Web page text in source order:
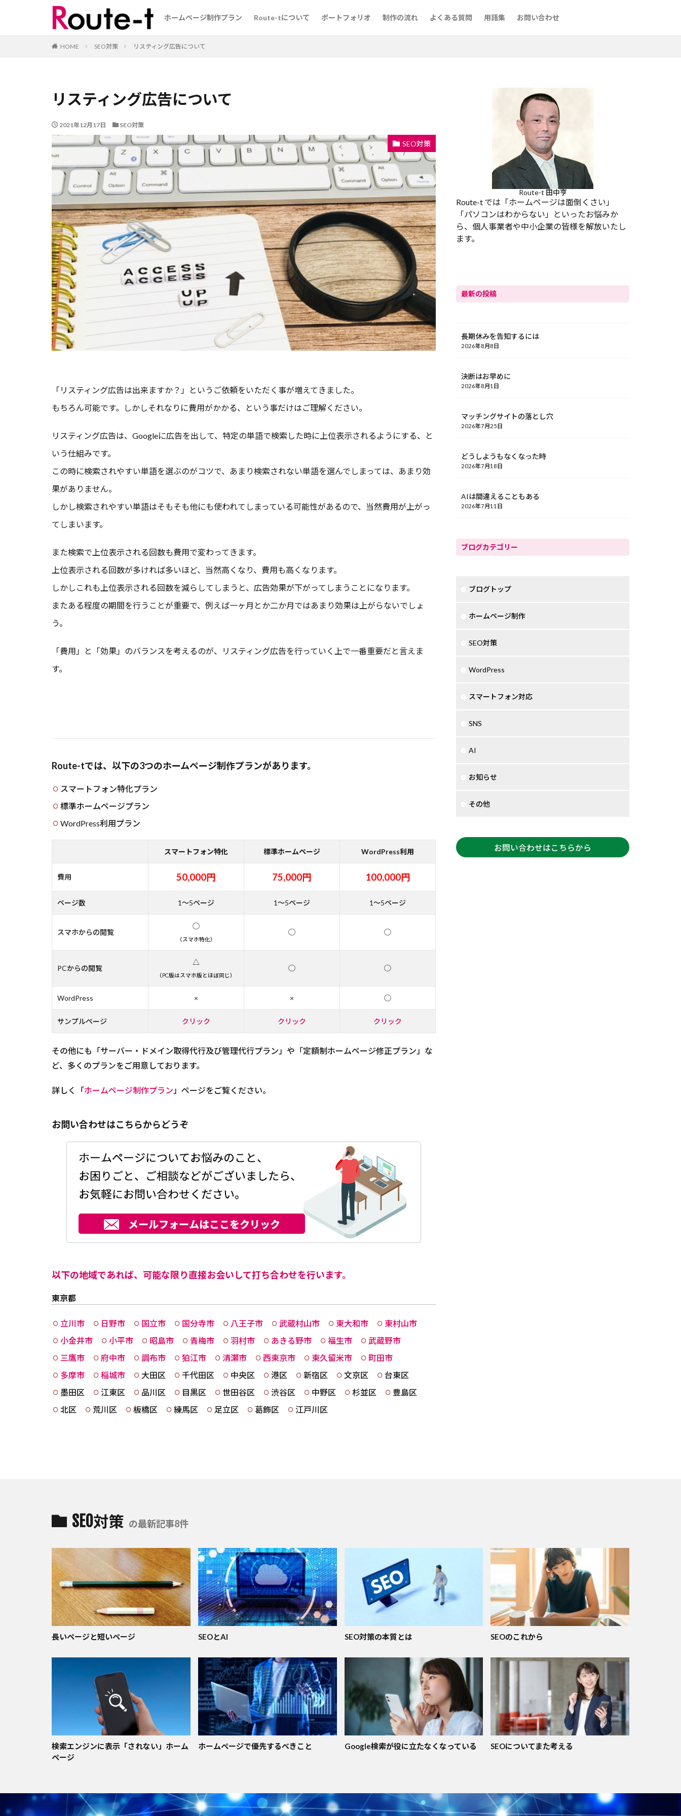
ホームページ制作プラン Route-tについて ポートフォリオ 制作の流れ よくある質問 用語集 お問い合わせ
HOME SEO対策 リスティング広告について
リスティング広告について
2021年12月17日 SEO対策
SEO対策
「リスティング広告は出来ますか？」というご依頼をいただく事が増えてきました。
もちろん可能です。しかしそれなりに費用がかかる、という事だけはご理解ください。
リスティング広告は、Googleに広告を出して、特定の単語で検索した時に上位表示されるようにする、と
いう仕組みです。
この時に検索されやすい単語を選ぶのがコツで、あまり検索されない単語を選んでしまっては、あまり効
果がありません。
しかし検索されやすい単語はそもそも他にも使われてしまっている可能性があるので、当然費用が上がっ
てしまいます。
また検索で上位表示される回数も費用で変わってきます。
上位表示される回数が多ければ多いほど、当然高くなり、費用も高くなります。
しかしこれも上位表示される回数を減らしてしまうと、広告効果が下がってしまうことになります。
またある程度の期間を行うことが重要で、例えば一ヶ月とか二か月ではあまり効果は上がらないでしょ
う。
「費用」と「効果」のバランスを考えるのが、リスティング広告を行っていく上で一番重要だと言えま
す。
Route-tでは、以下の3つのホームページ制作プランがあります。
スマートフォン特化プラン
標準ホームページプラン
WordPress利用プラン
スマートフォン特化 標準ホームページ WordPress利用
費用 50,000円 75,000円 100,000円
ページ数 1～5ページ 1～5ページ 1～5ページ
スマホからの閲覧
◯
（スマホ特化）
◯ ◯
PCからの閲覧
△
（PC版はスマホ版とほぼ同じ）
◯ ◯
WordPress × × ◯
サンプルページ クリック クリック クリック
その他にも「サーバー・ドメイン取得代行及び管理代行プラン」や「定額制ホームページ修正プラン」な
ど、多くのプランをご用意しております。
詳しく「ホームページ制作プラン 」ページをご覧ください。
お問い合わせはこちらからどうぞ
以下の地域であれば、可能な限り直接お会いして打ち合わせを行います。
東京都
立川市 日野市 国立市 国分寺市 八王子市 武蔵村山市 東大和市
東村山市
小金井市
小平市 昭島市 青梅市 羽村市 あきる野市 福生市
武蔵野市
三鷹市
府中市 調布市 狛江市 清瀬市 西東京市 東久留米市
町田市
多摩市
稲城市 大田区 千代田区 中央区 港区 新宿区 文京区
台東区
墨田区
江東区 品川区 目黒区 世田谷区 渋谷区 中野区 杉並区
豊島区
北区
荒川区 板橋区 練馬区 足立区 葛飾区 江戸川区
Route-t 田中亨
Route-t では「ホームページは面倒くさい」
「パソコンはわからない」といったお悩みか
ら、個人事業者や中小企業の皆様を解放いたし
ます。
最新の投稿
長期休みを告知するには
2026年8月8日
決断はお早めに
2026年8月1日
マッチングサイトの落とし穴
2026年7月25日
どうしようもなくなった時
2026年7月18日
AIは間違えることもある
2026年7月11日
ブログカテゴリー
ブログトップ
ホームページ制作
SEO対策
WordPress
スマートフォン対応
SNS
AI
お知らせ
その他
お問い合わせはこちらから
SEO対策 の最新記事8件
長いページと短いページ SEOとAI SEO対策の本質とは SEOのこれから
検索エンジンに表示「されない」ホーム
ページ
ホームページで優先するべきこと Google検索が役に立たなくなっている SEOについてまた考える